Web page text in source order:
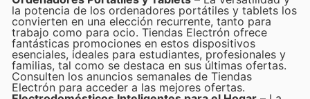
la potencia de los ordenadores portátiles y tablets los
convierten en una elección recurrente, tanto para
trabajo como para ocio. Tiendas Electrón ofrece
fantásticas promociones en estos dispositivos
esenciales, ideales para estudiantes, profesionales y
familias, tal como se destaca en sus últimas ofertas.
Consulten los anuncios semanales de Tiendas
Electrón para acceder a las mejores ofertas.